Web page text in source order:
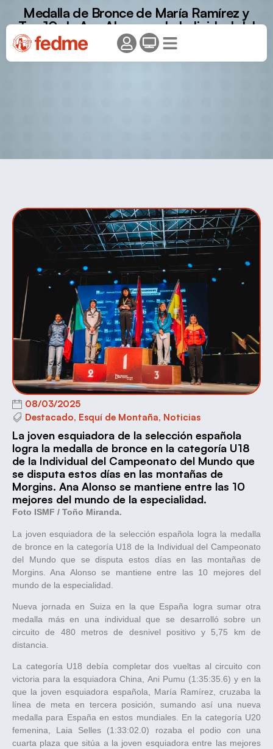
Medalla de Bronce de María Ramírez y
Top 10 de Ana Alonso en la Individual del
Campeonato del Mundo de Esquí de
Montaña.
08/03/2025
Destacado, Esquí de Montaña, Noticias
La joven esquiadora de la selección española
logra la medalla de bronce en la categoría U18
de la Individual del Campeonato del Mundo que
se disputa estos días en las montañas de
Morgins. Ana Alonso se mantiene entre las 10
mejores del mundo de la especialidad.
Foto ISMF / Toño Miranda.
La joven esquiadora de la selección española logra la medalla
de bronce en la categoría U18 de la Individual del Campeonato
del Mundo que se disputa estos días en las montañas de
Morgins. Ana Alonso se mantiene entre las 10 mejores del
mundo de la especialidad.
Nueva jornada en Suiza en la que España logra sumar otra
medalla más en una individual que se desarrolló sobre un
circuito de 480 metros de desnivel positivo y 5,75 km de
distancia.
La categoría U18 debía completar dos vueltas al circuito con
victoria para la esquiadora China, Ani Pumu (1:35:35.6) y en la
que la joven esquiadora española, María Ramírez, cruzaba la
línea de meta en tercera posición, sumando así una nueva
medalla para España en estos mundiales. En la categoría U20
femenina, Laia Selles (1:33:02.0) rozaba el podio con una
cuarta plaza que sitúa a la joven esquiadora entre las mejores